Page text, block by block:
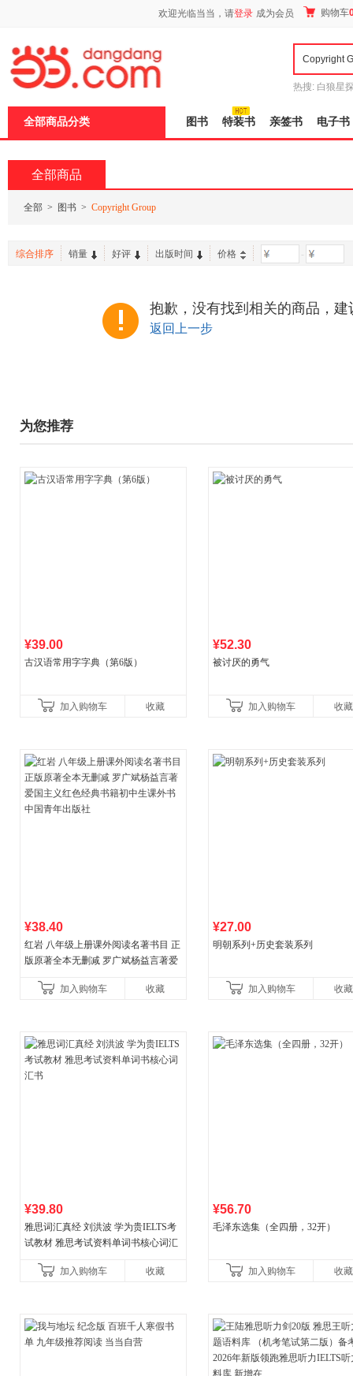
欢迎光临当当，请登录 成为会员 购物车
热搜: 白狼星
全部商品分类 图书 特装书 亲签书 电子书
全部商品
全部 > 图书 > Copyright Group
综合排序 销量 好评 出版时间 价格 -
抱歉，没有找到相关的商品，
返回上一步
为您推荐
¥39.00
古汉语常用字字典（第6版）
加入购物车 收藏
¥52.30
被讨厌的勇气
加入购物车 收藏
¥38.40
红岩 八年级上册课外阅读名著书目 正
版原著全本无删减 罗广斌杨益言著爱
国青年出版社加入购物车 收藏
¥27.00
明朝系列+历史套装系列
加入购物车 收藏
¥39.80
雅思词汇真经 刘洪波 学为贵IELTS考
试教材 雅思考试资料单词书核心词汇
加入购物车
收藏
¥56.70
毛泽东选集（全四册，32开）
加入购物车 收藏
页
加